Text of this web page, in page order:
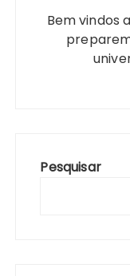
Bem vindos
Pesquisar